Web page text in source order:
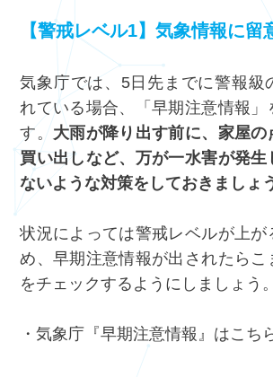
【警戒レベル1】気象情報に留
気象庁では、5日先までに警報級
れている場合、「早期注意情報」
す。 大雨が降り出す前に、家屋の
買い出しなど、万が一水害が発生
ないような対策をしておきましょ
状況によっては警戒レベルが上が
め、早期注意情報が出されたらこ
をチェックするようにしましょう。
・気象庁『早期注意情報』はこち